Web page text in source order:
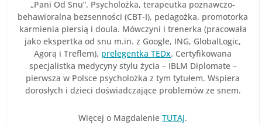
„Pani Od Snu”. Psycholożka, terapeutka poznawczo-
behawioralna bezsenności (CBT-I), pedagożka, promotorka
karmienia piersią i doula. Mówczyni i trenerka (pracowała
jako ekspertka od snu m.in. z Google, ING, GlobalLogic,
Agorą i Treflem), prelegentka TEDx. Certyfikowana
specjalistka medycyny stylu życia – IBLM Diplomate –
pierwsza w Polsce psycholożka z tym tytułem. Wspiera
dorosłych i dzieci doświadczające problemów ze snem.
Więcej o MagdalenieTUTAJ.